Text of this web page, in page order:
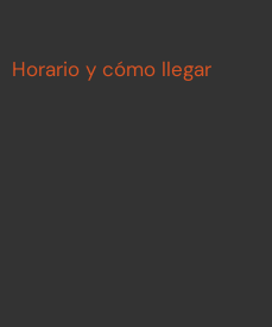
Horario y cómo llegar